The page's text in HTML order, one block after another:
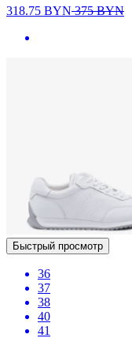
318.75 BYN375BYN
Быстрый просмотр
36
37
38
40
41